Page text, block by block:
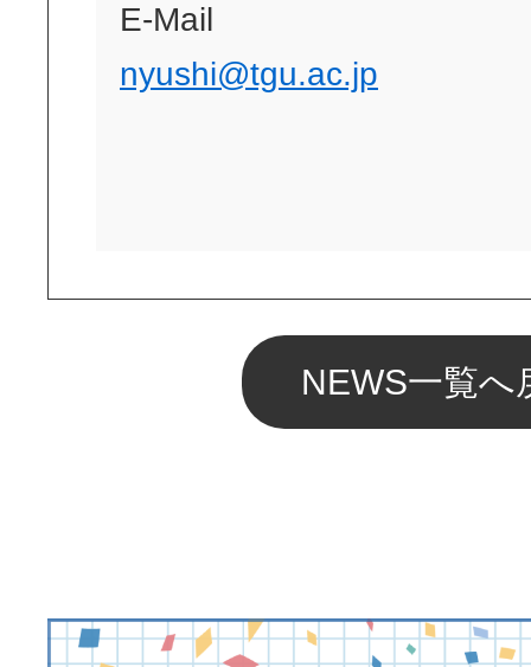
E-Mail
nyushi@tgu.ac.jp
NEWS一覧へ